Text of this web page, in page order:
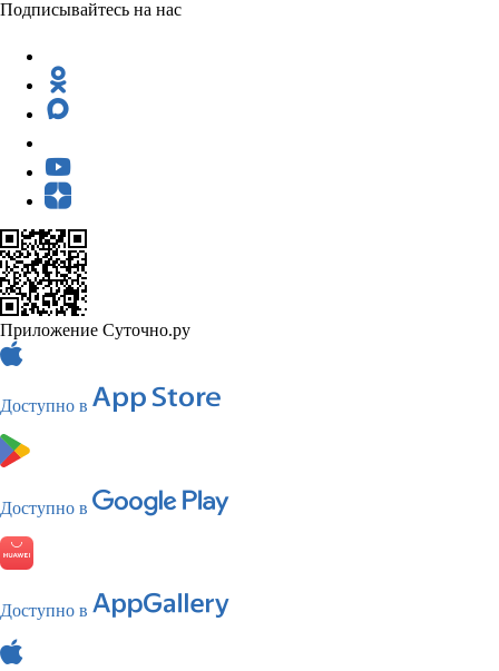
Подписывайтесь на нас
Приложение Суточно.ру
Доступно в
Доступно в
Доступно в